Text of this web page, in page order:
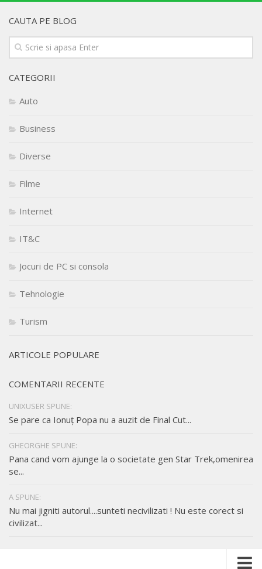
CAUTA PE BLOG
CATEGORII
Auto
Business
Diverse
Filme
Internet
IT&C
Jocuri de PC si consola
Tehnologie
Turism
ARTICOLE POPULARE
COMENTARII RECENTE
UNIXUSER SPUNE:
Se pare ca Ionuț Popa nu a auzit de Final Cut...
GHEORGHE SPUNE:
Pana cand vom ajunge la o societate gen Star Trek,omenirea
se...
A SPUNE:
Nu mai jigniti autorul....sunteti necivilizati ! Nu este corect si
civilizat...